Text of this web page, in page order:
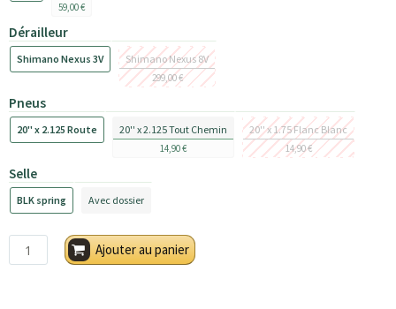
59,00 €
Dérailleur
Shimano Nexus 3V Shimano Nexus 8V
299,00 €
Pneus
20'' x 2.125 Route 20'' x 2.125 Tout Chemin
14,90 €
20'' x 1.75 Flanc Blanc
14,90 €
Selle
BLK spring Avec dossier
Ajouter au panier